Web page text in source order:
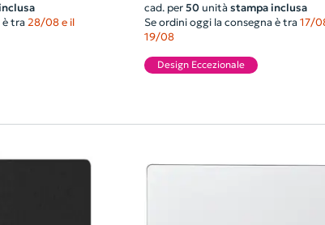
è tra 28/08 e il
cad. per 50unità stampa inclusa
Se ordini oggi la consegna è tra 17/
19/08
Design Eccezionale